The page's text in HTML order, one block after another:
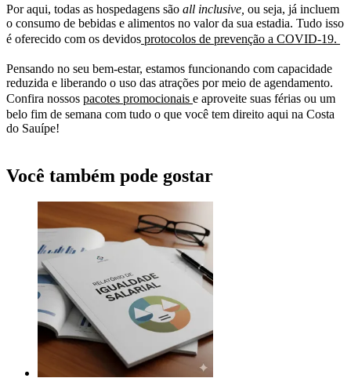
Por aqui, todas as hospedagens são all inclusive, ou seja, já incluem
o consumo de bebidas e alimentos no valor da sua estadia. Tudo isso
é oferecido com os devidos protocolos de prevenção a COVID-19.
Pensando no seu bem-estar, estamos funcionando com capacidade
reduzida e liberando o uso das atrações por meio de agendamento.
Confira nossos pacotes promocionais e aproveite suas férias ou um
belo fim de semana com tudo o que você tem direito aqui na Costa
do Sauípe!
Você também pode gostar